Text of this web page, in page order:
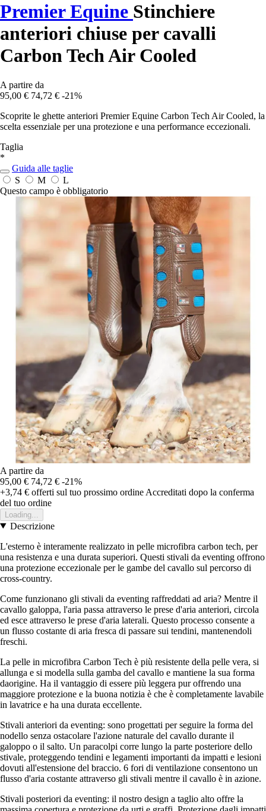
Premier Equine Stinchiere
anteriori chiuse per cavalli
Carbon Tech Air Cooled
A partire da
95,00 € 74,72 € -21%
Scoprite le ghette anteriori Premier Equine Carbon Tech Air Cooled, la
scelta essenziale per una protezione e una performance eccezionali.
Taglia
*
Guida alle taglie
S
M
L
Questo campo è obbligatorio
A partire da
95,00 € 74,72 € -21%
+3,74 € offerti sul tuo prossimo ordine Accreditati dopo la conferma
del tuo ordine
Loading...
Descrizione
L'esterno è interamente realizzato in pelle microfibra carbon tech, per
una resistenza e una durata superiori. Questi stivali da eventing offrono
una protezione eccezionale per le gambe del cavallo sul percorso di
cross-country.
Come funzionano gli stivali da eventing raffreddati ad aria? Mentre il
cavallo galoppa, l'aria passa attraverso le prese d'aria anteriori, circola
ed esce attraverso le prese d'aria laterali. Questo processo consente a
un flusso costante di aria fresca di passare sui tendini, mantenendoli
freschi.
La pelle in microfibra Carbon Tech è più resistente della pelle vera, si
allunga e si modella sulla gamba del cavallo e mantiene la sua forma
daorigine. Ha il vantaggio di essere più leggera pur offrendo una
maggiore protezione e la buona notizia è che è completamente lavabile
in lavatrice e ha una durata eccellente.
Stivali anteriori da eventing: sono progettati per seguire la forma del
nodello senza ostacolare l'azione naturale del cavallo durante il
galoppo o il salto. Un paracolpi corre lungo la parte posteriore dello
stivale, proteggendo tendini e legamenti importanti da impatti e lesioni
dovuti all'estensione del braccio. 6 fori di ventilazione consentono un
flusso d'aria costante attraverso gli stivali mentre il cavallo è in azione.
Stivali posteriori da eventing: il nostro design a taglio alto offre la